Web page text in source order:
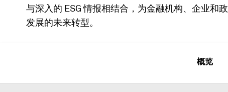
与深入的 ESG 情报相结合，为金融机构、企业和
发展的未来转型。
概览